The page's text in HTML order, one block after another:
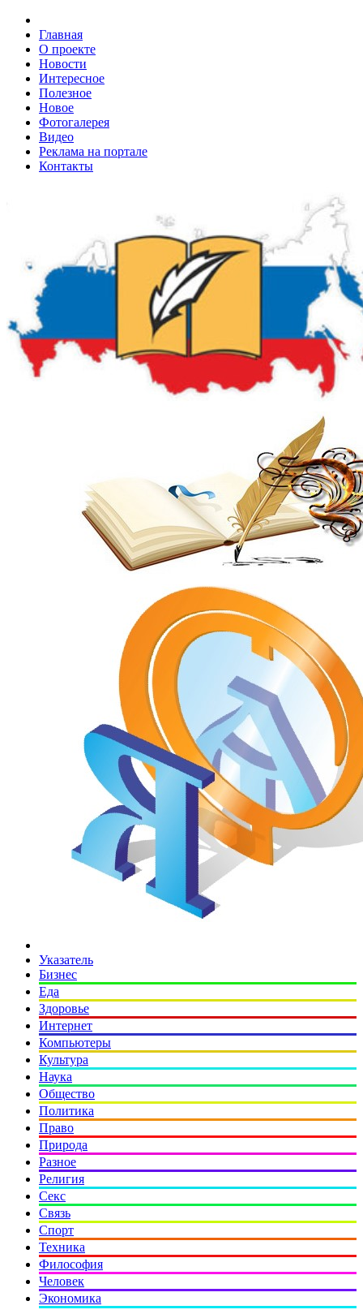
Главная
О проекте
Новости
Интересное
Полезное
Новое
Фотогалерея
Видео
Реклама на портале
Контакты
Указатель
Бизнес
Еда
Здоровье
Интернет
Компьютеры
Культура
Наука
Общество
Политика
Право
Природа
Разное
Религия
Секс
Связь
Спорт
Техника
Философия
Человек
Экономика